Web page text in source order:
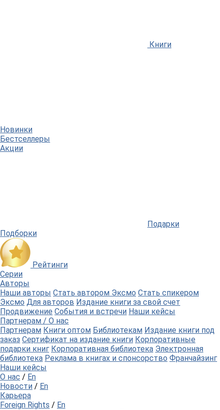
Книги
Новинки
Бестселлеры
Акции
Подарки
Подборки
Рейтинги
Серии
Авторы
Наши авторы Стать автором Эксмо Стать спикером
Эксмо Для авторов Издание книги за свой счет
Продвижение События и встречи Наши кейсы
Партнерам / О нас
Партнерам Книги оптом Библиотекам Издание книги под
заказ Сертификат на издание книги Корпоративные
подарки книг Корпоративная библиотека Электронная
библиотека Реклама в книгах и спонсорство Франчайзинг
Наши кейсы
О нас / En
Новости / En
Карьера
Foreign Rights / En